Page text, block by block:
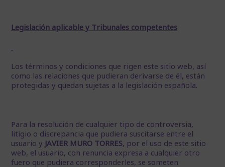
Legislación aplicable y Tribunales competentes
Los términos y condiciones que rigen este sitio web, así
como las relaciones que pudieran derivarse de él, están
protegidas y quedan sujetas a la legislación española.
Para la resolución de cualquier tipo de controversia,
litigio o discrepancia que pudiera suscitarse entre el
usuario y JAVIER MURO TORRES, por el uso de este sitio
web, el usuario, con renuncia expresa a cualquier otro
fuero que pudiera corresponderles, se someten